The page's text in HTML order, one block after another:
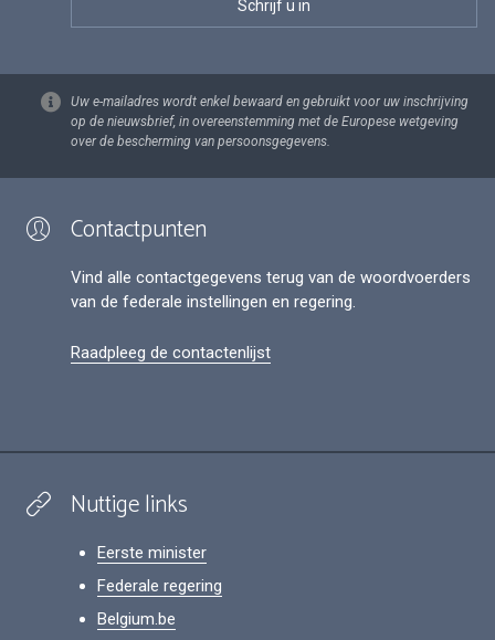
Uw e-mailadres wordt enkel bewaard en gebruikt voor uw inschrijving
op de nieuwsbrief, in overeenstemming met de Europese wetgeving
over de bescherming van persoonsgegevens.
Contactpunten
Vind alle contactgegevens terug van de woordvoerders
van de federale instellingen en regering.
Raadpleeg de contactenlijst
Nuttige links
Eerste minister
Federale regering
Belgium.be